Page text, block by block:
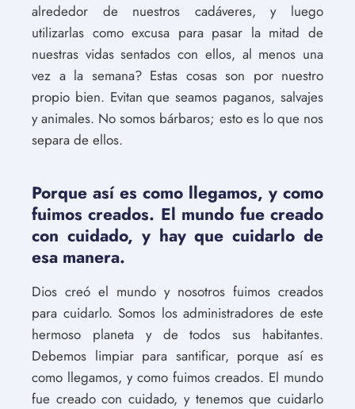
alrededor de nuestros cadáveres, y luego
utilizarlas como excusa para pasar la mitad de
nuestras vidas sentados con ellos, al menos una
vez a la semana? Estas cosas son por nuestro
propio bien. Evitan que seamos paganos, salvajes
y animales. No somos bárbaros; esto es lo que nos
separa de ellos.
Porque así es como llegamos, y como
fuimos creados. El mundo fue creado
con cuidado, y hay que cuidarlo de
esa manera.
Dios creó el mundo y nosotros fuimos creados
para cuidarlo. Somos los administradores de este
hermoso planeta y de todos sus habitantes.
Debemos limpiar para santificar, porque así es
como llegamos, y como fuimos creados. El mundo
fue creado con cuidado, y tenemos que cuidarlo